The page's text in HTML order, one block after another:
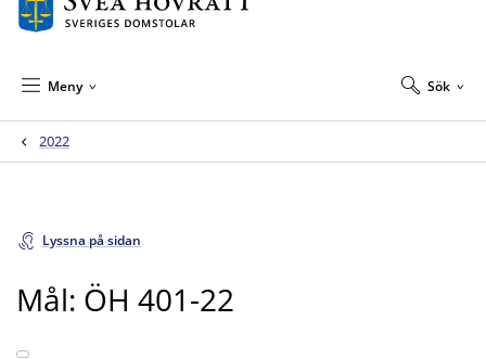
Sök
Meny
2022
Lyssna på sidan
Mål: ÖH 401-22